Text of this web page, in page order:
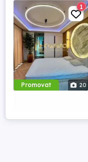
Promovat 20
1